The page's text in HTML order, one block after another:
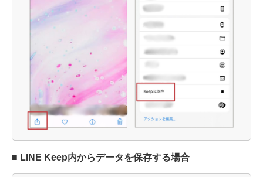
■ LINE Keep内からデータを保存する場合